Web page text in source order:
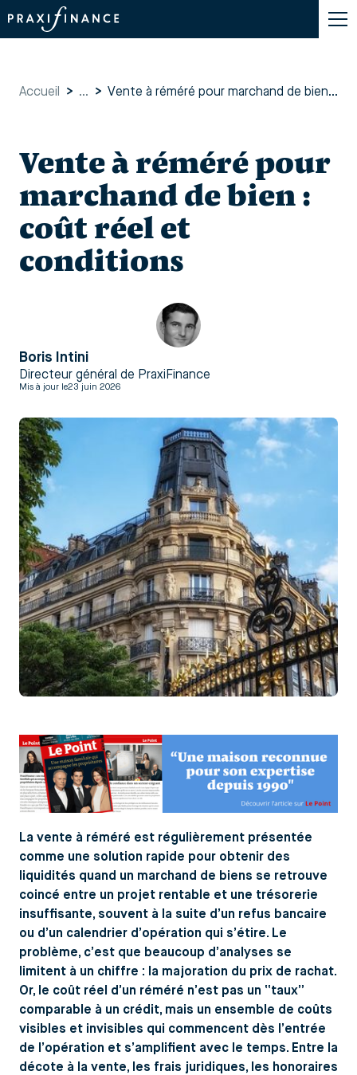
Accueil > ... > Vente à réméré pour marchand de bien : coût réel et conditions
Vente à réméré pour
marchand de bien :
coût réel et
conditions
Boris Intini
Directeur général de PraxiFinance
Mis à jour le23 juin 2026
La vente à réméré est régulièrement présentée
comme une solution rapide pour obtenir des
liquidités quand un marchand de biens se retrouve
coincé entre un projet rentable et une trésorerie
insuffisante, souvent à la suite d’un refus bancaire
ou d’un calendrier d’opération qui s’étire. Le
problème, c’est que beaucoup d’analyses se
limitent à un chiffre : la majoration du prix de rachat.
Or, le coût réel d’un réméré n’est pas un “taux”
comparable à un crédit, mais un ensemble de coûts
visibles et invisibles qui commencent dès l’entrée
de l’opération et s’amplifient avec le temps. Entre la
décote à la vente, les frais juridiques, les honoraires